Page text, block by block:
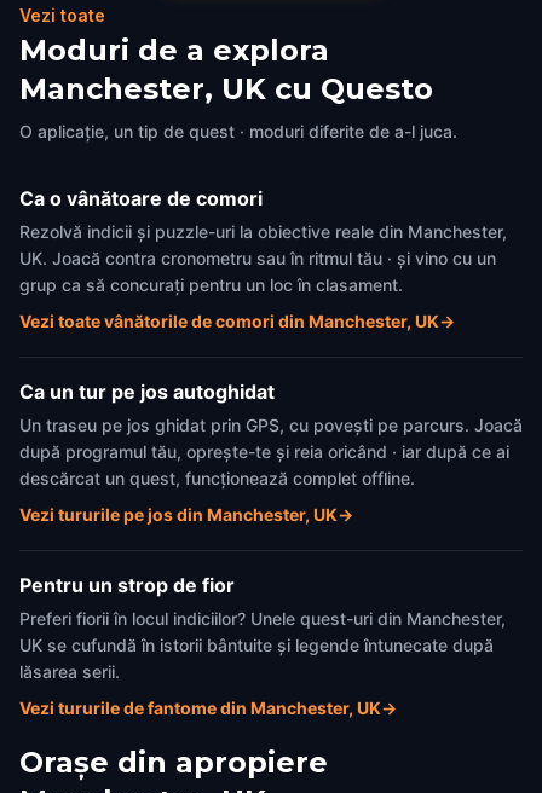
Vezi toate
Moduri de a explora
Manchester, UK cu Questo
O aplicație, un tip de quest · moduri diferite de a-l juca.
Ca o vânătoare de comori
Rezolvă indicii și puzzle-uri la obiective reale din Manchester,
UK. Joacă contra cronometru sau în ritmul tău · și vino cu un
grup ca să concurați pentru un loc în clasament.
Vezi toate vânătorile de comori din Manchester, UK→
Ca un tur pe jos autoghidat
Un traseu pe jos ghidat prin GPS, cu povești pe parcurs. Joacă
după programul tău, oprește-te și reia oricând · iar după ce ai
descărcat un quest, funcționează complet offline.
Vezi tururile pe jos din Manchester, UK→
Pentru un strop de fior
Preferi fiorii în locul indiciilor? Unele quest-uri din Manchester,
UK se cufundă în istorii bântuite și legende întunecate după
lăsarea serii.
Vezi tururile de fantome din Manchester, UK→
Orașe din apropiere